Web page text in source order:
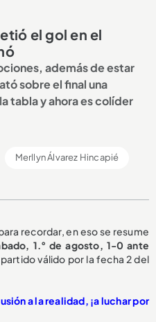
el gol en el
además de estar
sobre el final una
tabla y ahora es colíder
Merllyn Álvarez Hincapié
recordar, en eso se resume
1.° de agosto, 1-0 ante
válido por la fecha 2 del
a la realidad, ¡a luchar por